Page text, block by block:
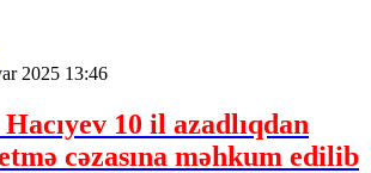
2025 13:46
10 il azadlıqdan
cəzasına məhkum edilib